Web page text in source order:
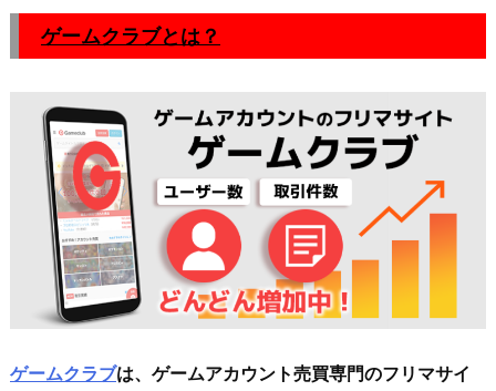
ゲームクラブとは？
ゲームクラブは、ゲームアカウント売買専門のフリマサイ